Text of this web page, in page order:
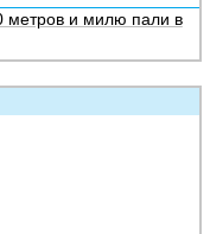
метров и милю пали в